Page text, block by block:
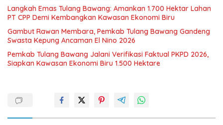
Langkah Emas Tulang Bawang: Amankan 1.700 Hektar Lahan
PT CPP Demi Kembangkan Kawasan Ekonomi Biru
Gambut Rawan Membara, Pemkab Tulang Bawang Gandeng
Swasta Kepung Ancaman El Nino 2026
Pemkab Tulang Bawang Jalani Verifikasi Faktual PKPD 2026,
Siapkan Kawasan Ekonomi Biru 1.500 Hektare